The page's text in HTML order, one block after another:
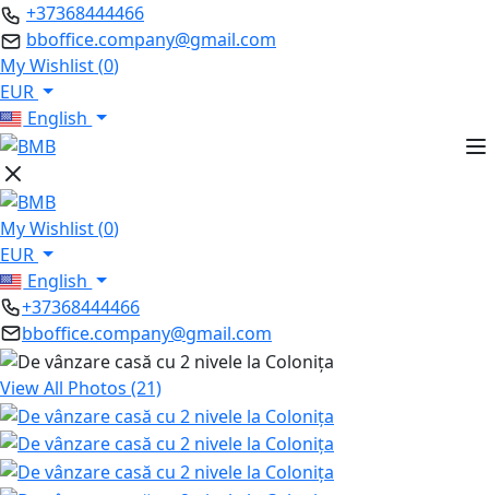
+37368444466
bboffice.company@gmail.com
My Wishlist (0)
EUR
English
My Wishlist (0)
EUR
English
+37368444466
bboffice.company@gmail.com
View All Photos (21)